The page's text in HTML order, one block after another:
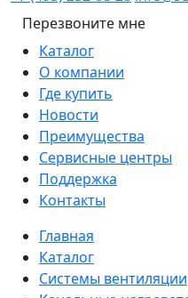
Перезвоните мне
Каталог
О компании
Где купить
Новости
Преимущества
Сервисные центры
Поддержка
Контакты
Главная
Каталог
Системы вентиляции